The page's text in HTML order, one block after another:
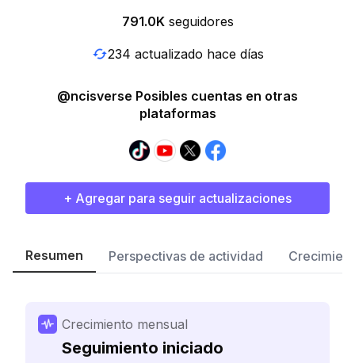
791.0K seguidores
234 actualizado hace días
@ncisverse Posibles cuentas en otras
plataformas
+ Agregar para seguir actualizaciones
Resumen Perspectivas de actividad
Crecimiento mensual
Seguimiento iniciado